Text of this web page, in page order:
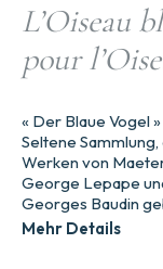
L’Oiseau
pour
« Der Blaue Vogel
Seltene
Werken von
George Lepape
Georges Baudin
Mehr Details